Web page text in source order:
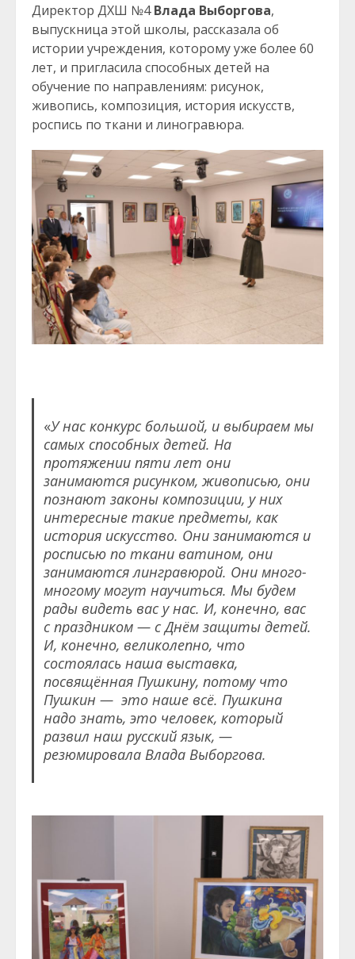
Директор ДХШ №4Влада Выборгова,
выпускница этой школы, рассказала об
истории учреждения, которому уже более 60
лет, и пригласила способных детей на
обучение по направлениям: рисунок,
живопись, композиция, история искусств,
роспись по ткани и линогравюра.
«У нас конкурс большой, и выбираем мы
самых способных детей. На
протяжении пяти лет они
занимаются рисунком, живописью, они
познают законы композиции, у них
интересные такие предметы, как
история искусство. Они занимаются и
росписью по ткани ватином, они
занимаются лингравюрой. Они много-
многому могут научиться. Мы будем
рады видеть вас у нас. И, конечно, вас
с праздником — с Днём защиты детей.
И, конечно, великолепно, что
состоялась наша выставка,
посвящённая Пушкину, потому что
Пушкин — это наше всё. Пушкина
надо знать, это человек, который
развил наш русский язык, —
резюмировала Влада Выборгова.